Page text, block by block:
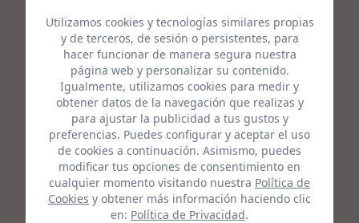
Cover Island SL
Contacto
C/ León y Castillo, 315 - 35006 Las Palmas de Gran
Canaria, España
(+34) 928 500 820
Utilizamos cookies y tecnologías similares propias
y de terceros, de sesión o persistentes, para
hacer funcionar de manera segura nuestra
página web y personalizar su contenido.
Igualmente, utilizamos cookies para medir y
obtener datos de la navegación que realizas y
para ajustar la publicidad a tus gustos y
preferencias. Puedes configurar y aceptar el uso
de cookies a continuación. Asimismo, puedes
modificar tus opciones de consentimiento en
cualquier momento visitando nuestra Política de
Cookies y obtener más información haciendo clic
en: Política de Privacidad.